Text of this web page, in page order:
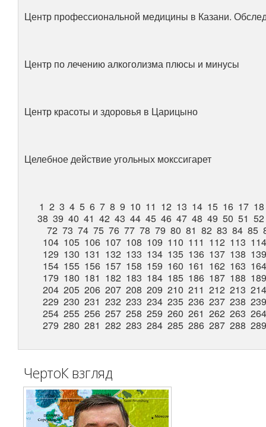
Центр профессиональной медицины в Казани.
Центр по лечению алкоголизма плюсы и минусы
Центр красоты и здоровья в Царицыно
Целебное действие угольных мокссигарет
1 2 3 4 5 6 7 8 9 10 11 12 13 14 15 16 17 18
38 39 40 41 42 43 44 45 46 47 48 49 50 51 52
72 73 74 75 76 77 78 79 80 81 82 83 84 85
104 105 106 107 108 109 110 111 112 113 114
129 130 131 132 133 134 135 136 137 138 139
154 155 156 157 158 159 160 161 162 163 164
179 180 181 182 183 184 185 186 187 188 189
204 205 206 207 208 209 210 211 212 213 214
229 230 231 232 233 234 235 236 237 238 239
254 255 256 257 258 259 260 261 262 263 264
279 280 281 282 283 284 285 286 287 288 289
ЧертоК взгляд